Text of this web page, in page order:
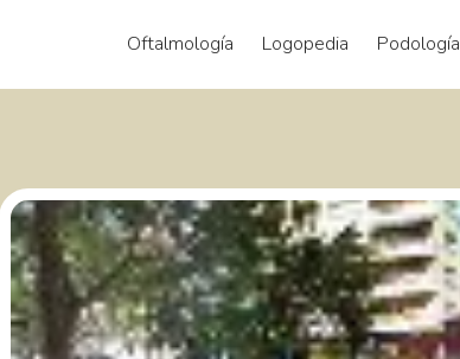
Oftalmología Logopedia Podología